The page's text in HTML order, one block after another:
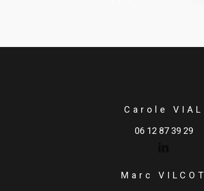
Carole VIAL
06 12 87 39 29
Marc VILCOT